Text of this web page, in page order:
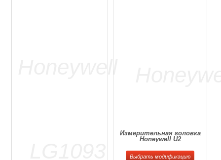
Измерительная головка
Honeywell U2
Выбрать модификацию